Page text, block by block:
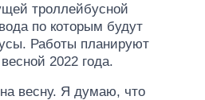
троллейбусной
по которым будут
Работы планируют
2022 года.
весну. Я думаю, что